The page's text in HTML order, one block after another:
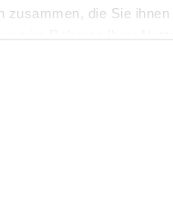
zusammen, die Sie